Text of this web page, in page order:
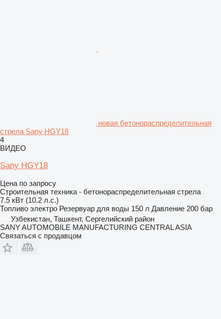
новая бетонораспределительная
стрела Sany HGY18
4
ВИДЕО
Sany HGY18
Цена по запросу
Строительная техника - бетонораспределительная стрела
7.5 кВт (10.2 л.с.)
Топливо электро Резервуар для воды 150 л Давление 200 бар
Узбекистан, Ташкент, Сергелийский район
SANY AUTOMOBILE MANUFACTURING CENTRAL ASIA
Связаться с продавцом